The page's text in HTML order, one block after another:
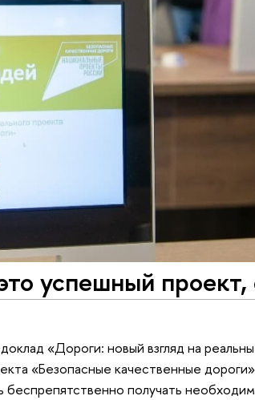
успешный проект,
«Дороги: новый взгляд на
«Безопасные качественные
получать